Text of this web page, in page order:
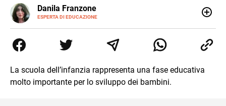
Danila Franzone
ESPERTA DI EDUCAZIONE
E-
MAIL
LINKEDIN
alla scuola, alla crescita personale e ai bambini con
bisogni speciali. Nel tempo libero amo leggere libri di ogni
benessere in tutte le sue forme.
La scuola dell’infanzia rappresenta una fase educativa
molto importante per lo sviluppo dei bambini.